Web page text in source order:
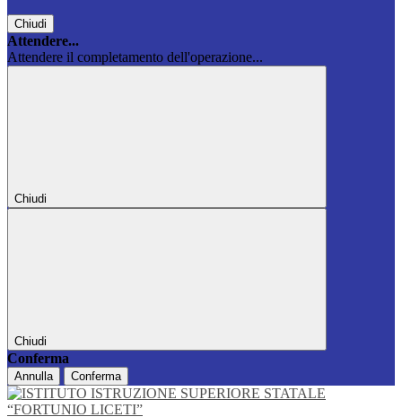
Chiudi
Attendere...
Attendere il completamento dell'operazione...
Chiudi
Chiudi
Conferma
Annulla Conferma